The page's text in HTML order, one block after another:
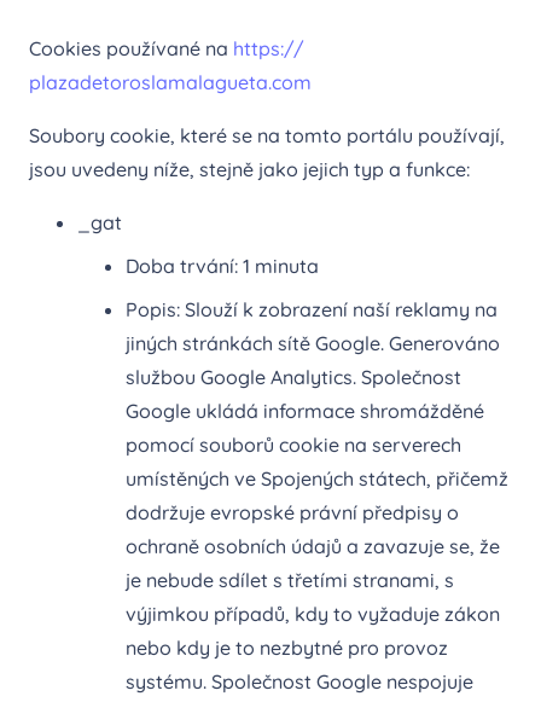
Cookies používané na https://
plazadetoroslamalagueta.com
Soubory cookie, které se na tomto portálu používají,
jsou uvedeny níže, stejně jako jejich typ a funkce:
_gat
Doba trvání: 1 minuta
Popis: Slouží k zobrazení naší reklamy na
jiných stránkách sítě Google. Generováno
službou Google Analytics. Společnost
Google ukládá informace shromážděné
pomocí souborů cookie na serverech
umístěných ve Spojených státech, přičemž
dodržuje evropské právní předpisy o
ochraně osobních údajů a zavazuje se, že
je nebude sdílet s třetími stranami, s
výjimkou případů, kdy to vyžaduje zákon
nebo kdy je to nezbytné pro provoz
systému. Společnost Google nespojuje